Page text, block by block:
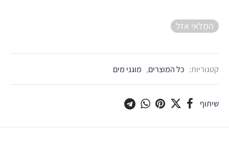
המלאי אזל
קטגוריות: כל המוצרים, מוגני מים
שיתוף